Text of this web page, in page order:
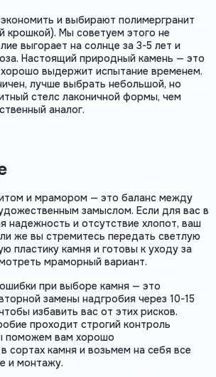
и выбирают полимергранит
крошкой). Мы советуем этого не
выгорает на солнце за 3-5 лет и
Настоящий природный камень — это
выдержит испытание временем.
лучше выбрать небольшой, но
стелс лаконичной формы, чем
аналог.
и мрамором — это баланс между
замыслом. Если для вас в
надежность и отсутствие хлопот, ваш
же вы стремитесь передать светлую
пластику камня и готовы к уходу за
мраморный вариант.
при выборе камня — это
замены надгробия через 10-15
избавить вас от этих рисков.
проходит строгий контроль
поможем вам хорошо
сортах камня и возьмем на себя все
и монтажу.